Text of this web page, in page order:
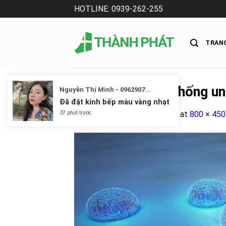
to
HOTLINE: 0939-262-255
Bơ có khả năng chống
Published at 800 × 450
Nguyễn Thị Minh - 0962907...
Đã đặt kính bếp màu vàng nhạt
37 phút trước